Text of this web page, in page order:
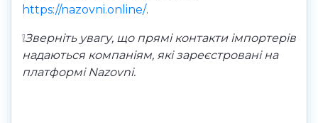
https://nazovni.online/.
❕Зверніть увагу, що прямі контакти імпортерів
надаються компаніям, які зареєстровані на
платформі Nazovni.